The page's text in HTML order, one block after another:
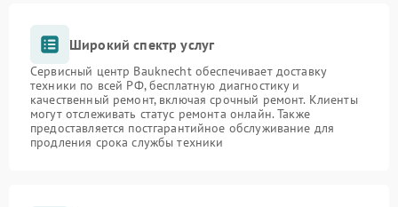
Широкий спектр услуг
Сервисный центр Bauknecht обеспечивает доставку
техники по всей РФ, бесплатную диагностику и
качественный ремонт, включая срочный ремонт. Клиенты
могут отслеживать статус ремонта онлайн. Также
предоставляется постгарантийное обслуживание для
продления срока службы техники